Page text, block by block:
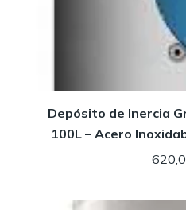
Depósito de Inercia
100L – Acero